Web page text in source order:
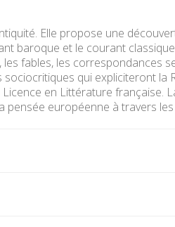
Elle propose une
baroque et le courant
les fables, les correspondances
qui expliciteront la
en Littérature française.
pensée européenne à travers